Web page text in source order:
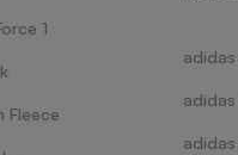
1
Fleece
adidas